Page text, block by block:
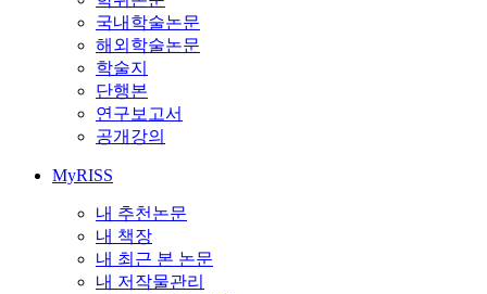
국내학술논문
해외학술논문
학술지
단행본
연구보고서
공개강의
MyRISS
내 추천논문
내 책장
내 최근 본 논문
내 저작물관리